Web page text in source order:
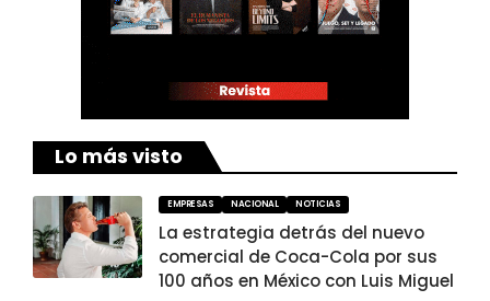
Lo más visto
EMPRESAS NACIONAL NOTICIAS
La estrategia detrás del nuevo
comercial de Coca-Cola por sus
100 años en México con Luis Miguel